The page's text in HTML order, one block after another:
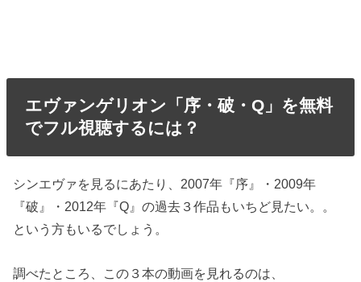
エヴァンゲリオン「序・破・Q」を無料
でフル視聴するには？
シンエヴァを見るにあたり、2007年『序』・2009年
『破』・2012年『Q』の過去３作品もいちど見たい。。
という方もいるでしょう。
調べたところ、この３本の動画を見れるのは、